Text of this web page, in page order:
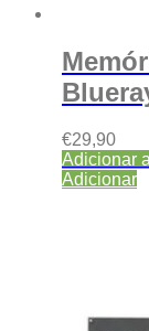
€29,90
Adicionar
Adicionar